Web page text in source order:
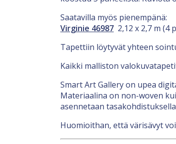
Saatavilla myös pienempänä:
Virginie 46987 2,12 x 2,7 m (4
Tapettiin löytyvät yhteen
Kaikki malliston
Smart Art Gallery on upea
Materiaalina on non-woven
asennetaan
Huomioithan, että värisävyt